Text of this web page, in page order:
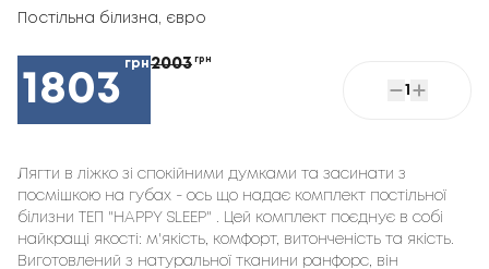
Постільна білизна євро
1803
грн2003 грн
1
Лягти в ліжко зі спокійними думками та засинати з
посмішкою на губах - ось що надає комплект постільної
білизни ТЕП "HAPPY SLEEP" . Цей комплект поєднує в собі
найкращі якості: м'якість, комфорт, витонченість та якість.
Виготовлений з натуральної тканини ранфорс, він